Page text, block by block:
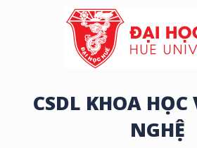
CSDL KHOA HỌC
NGHỆ